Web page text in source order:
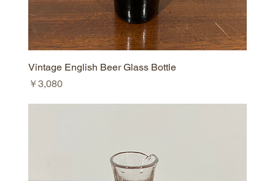
Vintage English Beer Glass Bottle
価格
￥3,080